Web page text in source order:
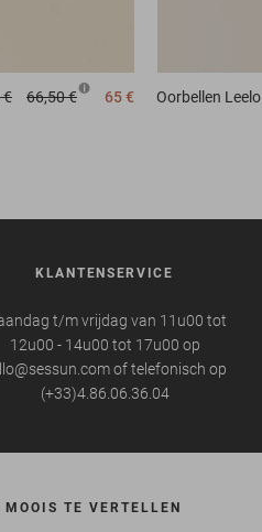
€ 66,50 € 65 € Oorbellen Leelo
KLANTENSERVICE
t/m vrijdag van 11u00 tot
12u00 - 14u00 tot 17u00 op
of telefonisch op
(+33)4.86.06.36.04
TE VERTELLEN